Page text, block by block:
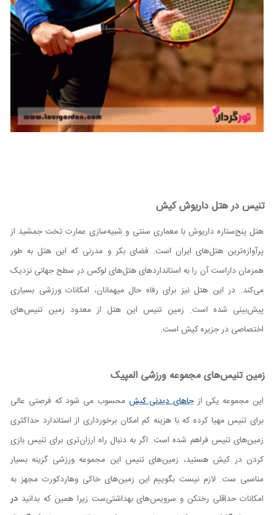
تنیس در هتل داریوش کیش
هتل پنج‌ستاره داریوش با معماری سنتی و شبیه‌سازی عمارت تخت جمشید از
پرآوازه‌ترین هتل‌های ایران است. فضای بکر و مدرنی که این هتل به طور
همزمان داراست آن را به استانداردهای هتل‌های لوکس در سطح جهانی نزدیک
می‌کند. در این هتل نیز برای رفاه حال میهمانان، امکانات ورزشی بسیاری
پیش‌بینی شده است. زمین تنیس این هتل از معدود زمین تنیس‌های
اختصاصی در جزیره کیش است.
زمین تنیس‌های مجموعه ورزشی المپیک
این مجموعه یکی ازجاهای دیدنی کیش محسوب می شود که فرصتی عالی
برای تنیس مهیا کرده که با هزینه کم امکان برخورداری از استاندارد حداکثری
زمین‌های تنیس فراهم شده است. اگر به دنبال راه ارزان‌تری برای تنیس بازی
کردن در کیش هستید، زمین‌های تنیس این مجموعه ورزشی گزینه بسیار
مناسبی ست. لازم نیست بگوییم این زمین‌های خاکی وهاردکورت مجهز به
امکانات حداقلی رختکن و سرویس‌های بهداشتی‌ست زیرا همین که بدانید در